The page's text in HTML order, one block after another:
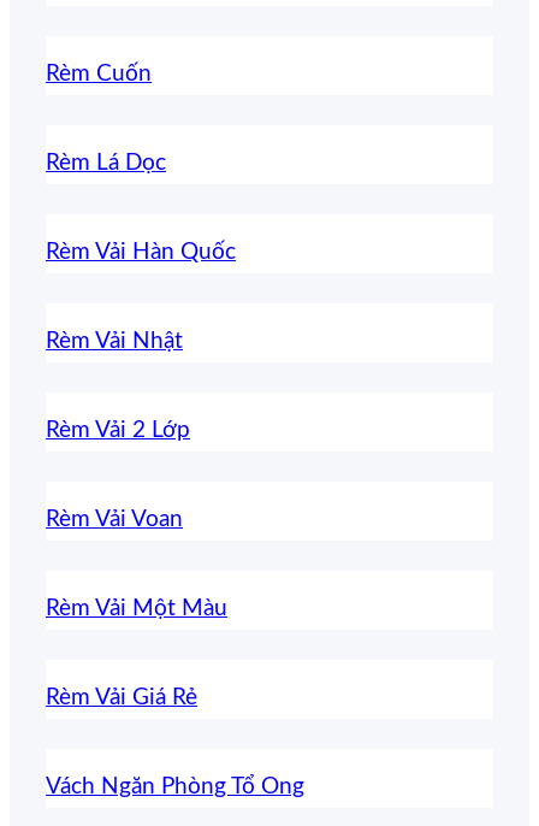
Rèm Cuốn
Rèm Lá Dọc
Rèm Vải Hàn Quốc
Rèm Vải Nhật
Rèm Vải 2 Lớp
Rèm Vải Voan
Rèm Vải Một Màu
Rèm Vải Giá Rẻ
Vách Ngăn Phòng Tổ Ong